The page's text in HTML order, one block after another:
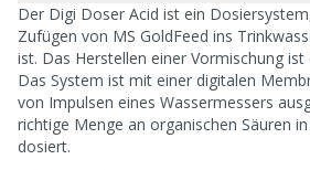
Der Digi Doser Acid ist ein
Zufügen von MS GoldFeed ins
ist. Das Herstellen einer Vormischung
Das System ist mit einer digitalen
von Impulsen eines Wassermessers
richtige Menge an organischen Säuren
dosiert.